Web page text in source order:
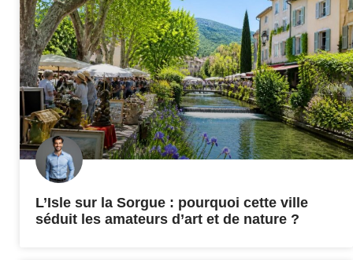
L’Isle sur la Sorgue : pourquoi cette ville
séduit les amateurs d’art et de nature ?